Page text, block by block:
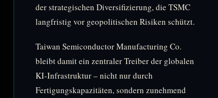
der strategischen Diversifizierung, die TSMC
langfristig vor geopolitischen Risiken schützt.
Taiwan Semiconductor Manufacturing Co.
bleibt damit ein zentraler Treiber der globalen
KI-Infrastruktur – nicht nur durch
Fertigungskapazitäten, sondern zunehmend